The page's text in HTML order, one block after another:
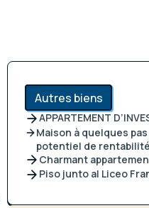
Autres biens
APPARTEMENT
Maison à quelques
potentiel de
Charmant
Piso junto al Liceo